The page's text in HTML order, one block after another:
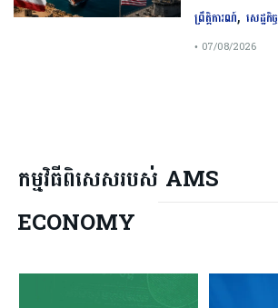
ព្រឹត្តិការណ៍, សេដ្ឋកិច្ច
• 07/08/2026
កម្មវិធីពិសេសរបស់ AMS
ECONOMY